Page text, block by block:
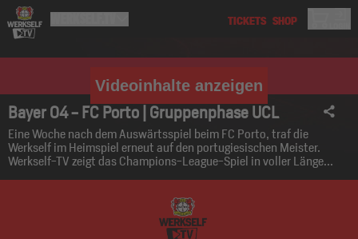
Videoinhalte anzeigen
Bayer 04 - FC Porto | Gruppenphase UCL
Eine Woche nach dem Auswärtsspiel beim FC Porto, traf die
Werkself im Heimspiel erneut auf den portugiesischen Meister.
Werkself-TV zeigt das Champions-League-Spiel in voller Länge...